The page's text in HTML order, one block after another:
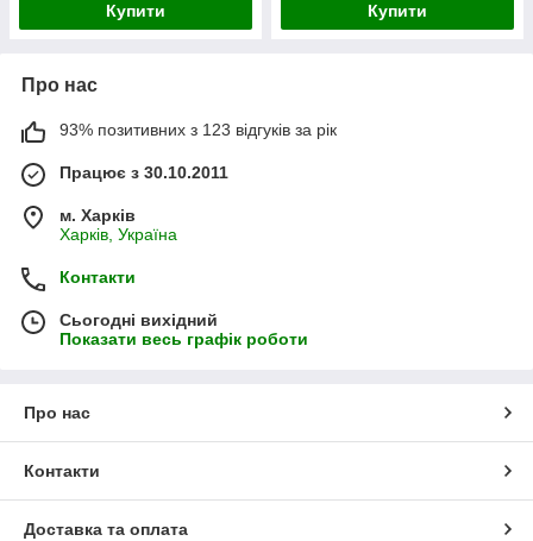
Купити Купити
Про нас
93% позитивних з 123 відгуків за рік
Працює з 30.10.2011
м. Харків
Харків, Україна
Контакти
Сьогодні вихідний
Показати весь графік роботи
Про нас
Контакти
Доставка та оплата